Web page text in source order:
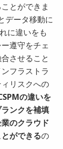
とができま
データ移動に
に違いをも
遵守をチェ
させること
フラストラ
リスクへの
の違いを
ンクを補填
のクラウド
ができるの